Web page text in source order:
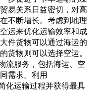
易关系日益密切，对高
不断增长。考虑到地理
运来优化运输效率和成
件货物可以通过海运的
货物则可以选择空运。
服务，包括海运、空
需求。利用
化运输过程并获得最具